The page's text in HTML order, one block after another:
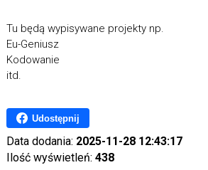
Tu będą wypisywane projekty np.
Eu-Geniusz
Kodowanie
itd.
Udostępnij
Data dodania: 2025-11-28 12:43:17
Ilość wyświetleń: 438